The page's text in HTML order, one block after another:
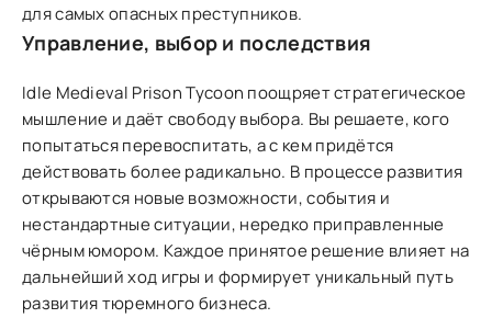
для самых опасных преступников.
Управление, выбор и последствия
Idle Medieval Prison Tycoon поощряет стратегическое
мышление и даёт свободу выбора. Вы решаете, кого
попытаться перевоспитать, а с кем придётся
действовать более радикально. В процессе развития
открываются новые возможности, события и
нестандартные ситуации, нередко приправленные
чёрным юмором. Каждое принятое решение влияет на
дальнейший ход игры и формирует уникальный путь
развития тюремного бизнеса.